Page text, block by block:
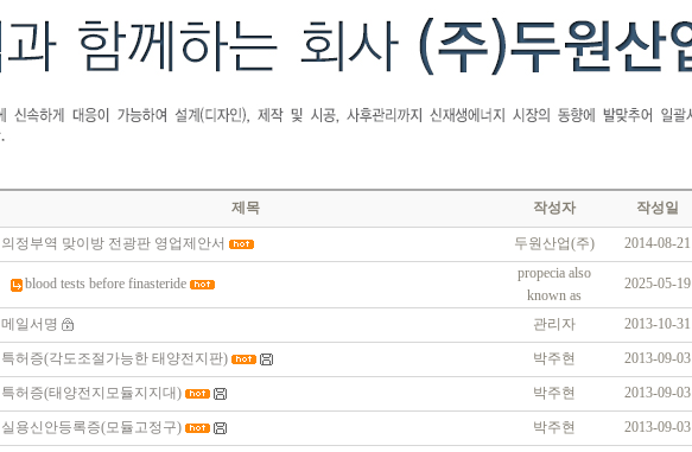
제목 작성자 작성일
의정부역 맞이방 전광판 영업제안서 두원산업(주) 2014-08-21
blood tests before finasteride
propecia also
known as
2025-05-19
메일서명 관리자 2013-10-31
특허증(각도조절가능한 태양전지판) 박주현 2013-09-03
특허증(태양전지모듈지지대) 박주현 2013-09-03
실용신안등록증(모듈고정구) 박주현 2013-09-03